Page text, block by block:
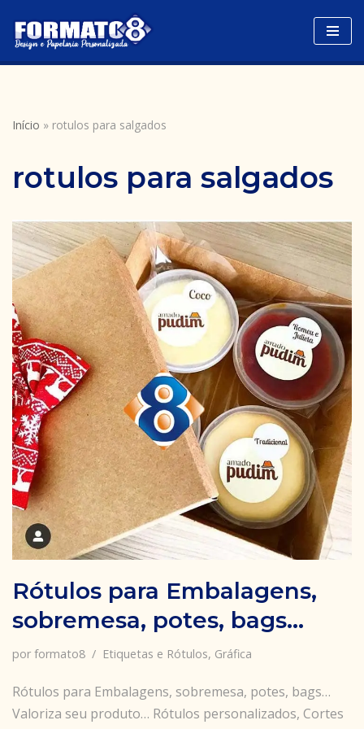
Avançar
para
Início » rotulos para salgados
rotulos para salgados
Rótulos para Embalagens,
sobremesa, potes, bags…
por formato8 Etiquetas e Rótulos, Gráfica
Rótulos para Embalagens, sobremesa, potes, bags…
Valoriza seu produto… Rótulos personalizados, Cortes